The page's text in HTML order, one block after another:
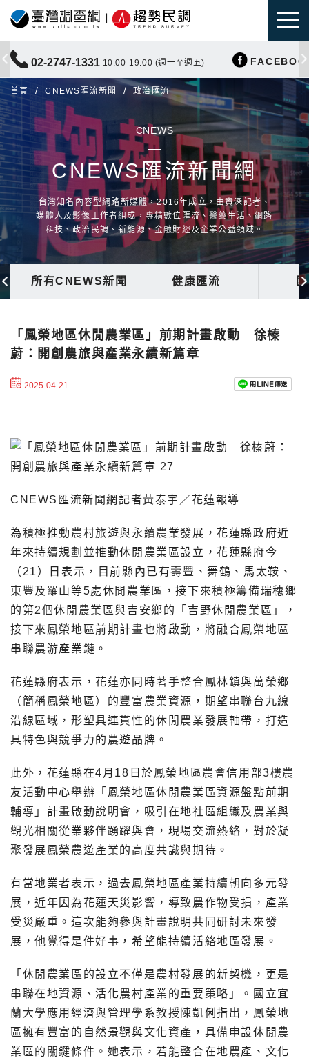
02-2747-1331 10:00-19:00 (週一至週五)
首頁 CNEWS匯流新聞 政治匯流
CNEWS
CNEWS匯流新聞網
台灣知名內容型網路新媒體，2016年成立，由資深記者、
媒體人及影像工作者組成，專精數位匯流、醫藥生活、網路
科技、政治民調、新能源、金融財經及企業公益領域。
所有CNEWS新聞 健康匯流
「鳳榮地區休閒農業區」前期計畫啟動 徐榛
蔚：開創農旅與產業永續新篇章
2025-04-21
CNEWS匯流新聞網記者黃泰宇／花蓮報導
為積極推動農村旅遊與永續農業發展，花蓮縣政府近
年來持續規劃並推動休閒農業區設立，花蓮縣府今
（21）日表示，目前縣內已有壽豐、舞鶴、馬太鞍、
東豐及羅山等5處休閒農業區，接下來積極籌備瑞穗鄉
的第2個休閒農業區與吉安鄉的「吉野休閒農業區」，
接下來鳳榮地區前期計畫也將啟動，將融合鳳榮地區
串聯農游產業鏈。
花蓮縣府表示，花蓮亦同時著手整合鳳林鎮與萬榮鄉
（簡稱鳳榮地區）的豐富農業資源，期望串聯台九線
沿線區域，形塑具連貫性的休閒農業發展軸帶，打造
具特色與競爭力的農遊品牌。
此外，花蓮縣在4月18日於鳳榮地區農會信用部3樓農
友活動中心舉辦「鳳榮地區休閒農業區資源盤點前期
輔導」計畫啟動說明會，吸引在地社區組織及農業與
觀光相關從業夥伴踴躍與會，現場交流熱絡，對於凝
聚發展鳳榮農遊產業的高度共識與期待。
有當地業者表示，過去鳳榮地區產業持續朝向多元發
展，近年因為花蓮天災影響，導致農作物受損，產業
受災嚴重。這次能夠參與計畫說明共同研討未來發
展，他覺得是件好事，希望能持續活絡地區發展。
「休閒農業區的設立不僅是農村發展的新契機，更是
串聯在地資源、活化農村產業的重要策略」。國立宜
蘭大學應用經濟與管理學系教授陳凱俐指出，鳳榮地
區擁有豐富的自然景觀與文化資產，具備申設休閒農
業區的關鍵條件。她表示，若能整合在地農產、文化